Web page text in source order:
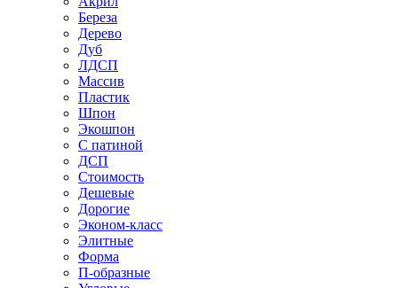
Береза
Дерево
Дуб
ЛДСП
Массив
Пластик
Шпон
Экошпон
С патиной
ДСП
Стоимость
Дешевые
Дорогие
Эконом-класс
Элитные
Форма
П-образные